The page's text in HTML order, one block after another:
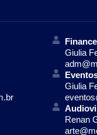
Giulia
Giulia
Renan